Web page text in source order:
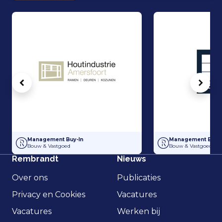
Management Buy-In bij Houtindustrie Amersfoort
Management Buy-In
Bouw & Vastgoed
Management Buy-
Management Buy-
Bouw & Vastgoed
Vorige
Rembrandt
Over ons
Privacy en Cookies
Vacatures
Nieuws
Publicaties
Vacatures
Werken bij